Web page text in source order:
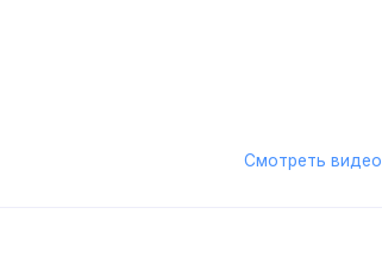
Смотреть видео